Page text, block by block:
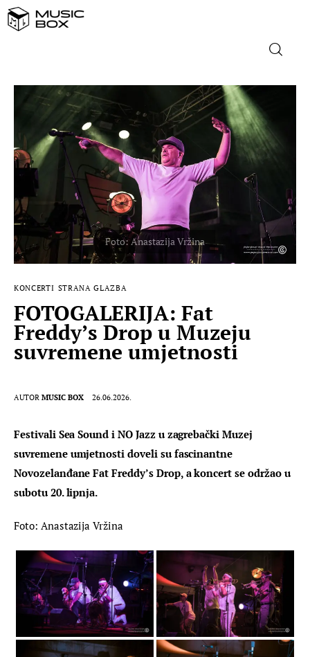
NASLOVNICA
DOMAĆA GLAZBA
STRANA GLAZBA
FILM
MUSIC BOX
KONCERTI STRANA GLAZBA
FOTOGALERIJA: Fat
Freddy’s Drop u Muzeju
suvremene umjetnosti
AUTOR MUSIC BOX 26.06.2026.
Festivali Sea Sound i NO Jazz u zagrebački Muzej
suvremene umjetnosti doveli su fascinantne
Novozelanđane Fat Freddy’s Drop, a koncert se održao u
subotu 20. lipnja.
Foto: Anastazija Vržina